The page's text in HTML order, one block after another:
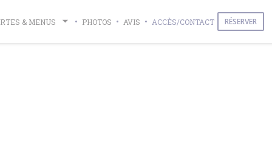
& MENUS PHOTOS AVIS ACCÈS/CONTACT RÉSERVER